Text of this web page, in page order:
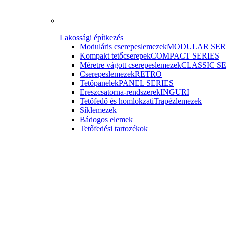
Lakossági építkezés
Moduláris cserepeslemezekMODULAR
Kompakt tetőcserepekCOMPACT SERIES
Méretre vágott cserepeslemezekCLASSIC
CserepeslemezekRETRO
TetőpanelekPANEL SERIES
Ereszcsatorna-rendszerekINGURI
Tetőfedő és homlokzatiTrapézlemezek
Síklemezek
Bádogos elemek
Tetőfedési tartozékok